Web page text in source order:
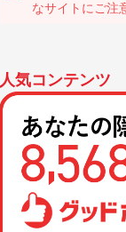
なサイトにご注
人気コンテンツ